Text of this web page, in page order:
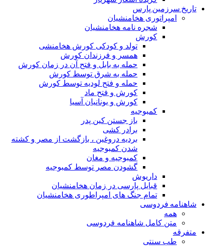
تاریخ سرزمین پارس
امپراتوری هخامنشیان
شجره نامه هخامنشیان
کورش
تولد و کودکی کورش هخامنشی
همسر و فرزندان کورش
حمله به بابل و فتح آن در زمان کورش
حمله به شرق توسط کورش
حمله و فتح لودیه توسط کورش
کورش و فتح ماد
کورش و یونانیان آسیا
کمبوجیه
باز جستن کین پدر
برادر کشی
بردیه دروغین ، بازگشت از مصر و کشته
شدن کمبوجیه
کمبوجیه و مغان
گشودن مصر توسط کمبوجیه
داریوش
قبایل پارسی در زمان هخامنشیان
تمام جنگ های امپراطوری هخامنشیان
شاهنامه فردوسی
همه
متن کامل شاهنامه فردوسی
متفرقه
طب سنتی